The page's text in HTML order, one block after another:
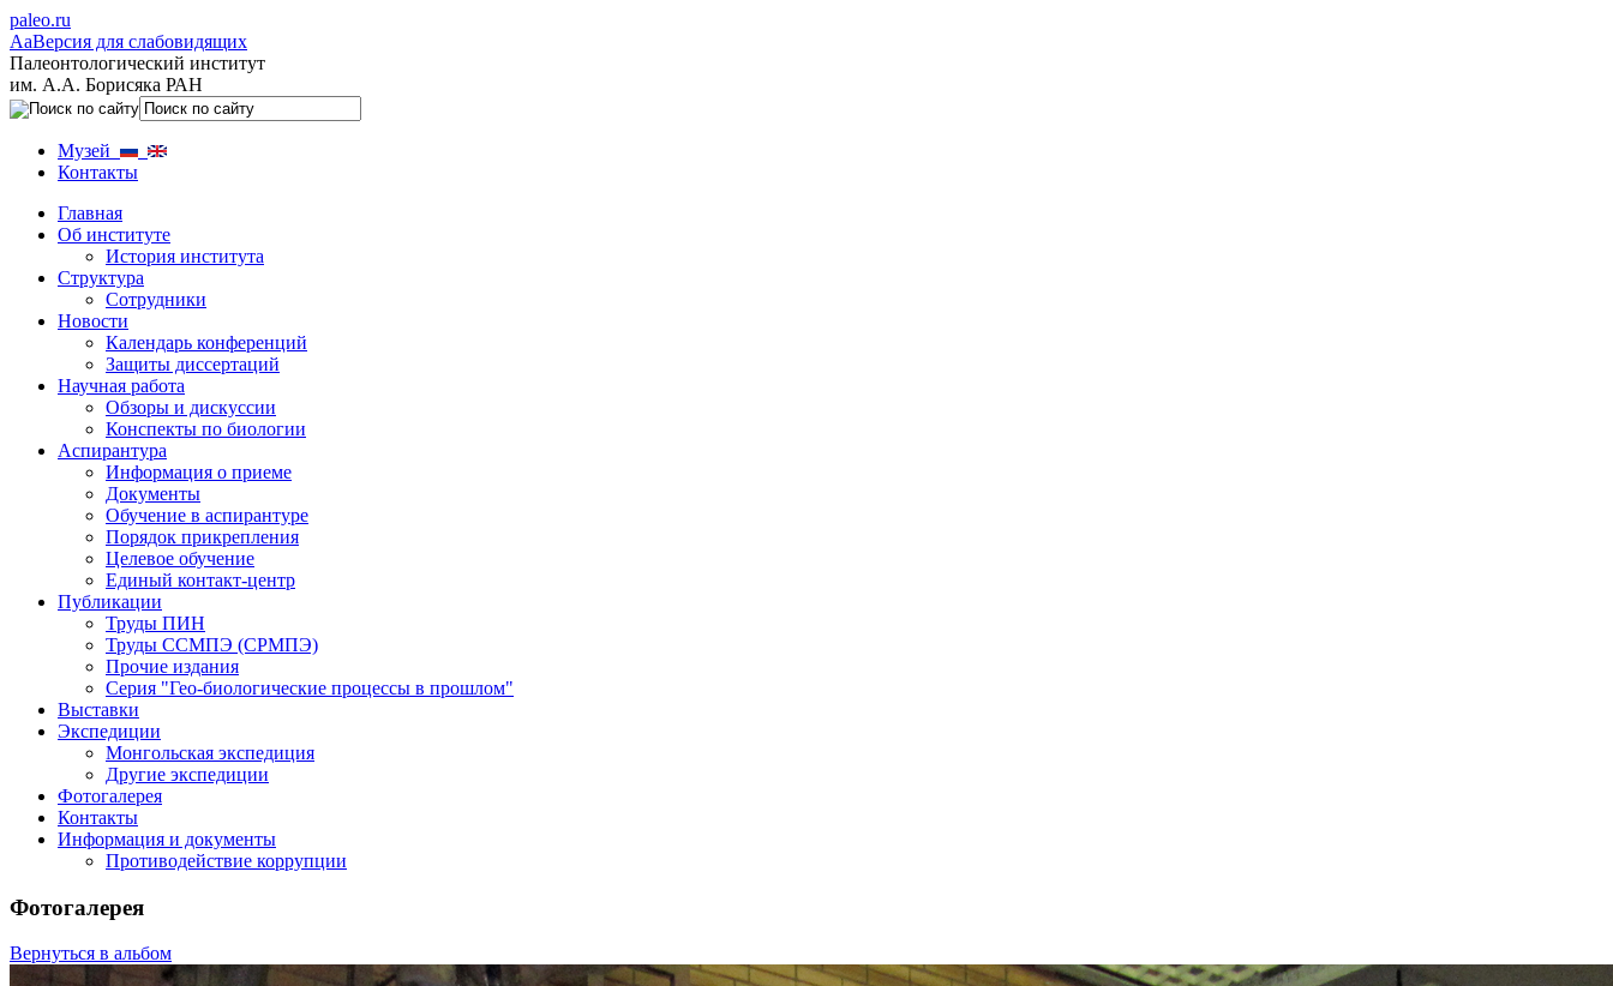
paleo.ru
AaВерсия для слабовидящих
Палеонтологический институт
им. А.А. Борисяка РАН
Музей
Контакты
Главная
Об институте
История института
Структура
Сотрудники
Новости
Календарь конференций
Защиты диссертаций
Научная работа
Обзоры и дискуссии
Конспекты по биологии
Аспирантура
Информация о приеме
Документы
Обучение в аспирантуре
Порядок прикрепления
Целевое обучение
Единый контакт-центр
Публикации
Труды ПИН
Труды ССМПЭ (СРМПЭ)
Прочие издания
Серия "Гео-биологические процессы в прошлом"
Выставки
Экспедиции
Монгольская экспедиция
Другие экспедиции
Фотогалерея
Контакты
Информация и документы
Противодействие коррупции
Фотогалерея
Вернуться в альбом